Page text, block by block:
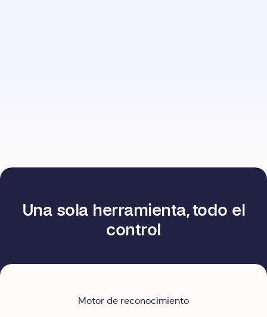
Una sola herramienta, todo el
control
Motor de reconocimiento